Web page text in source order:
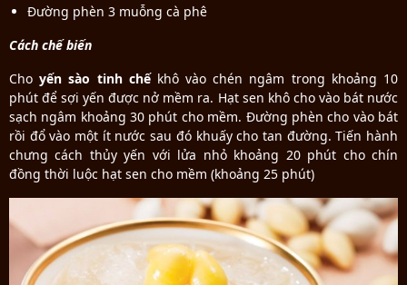
Đường phèn 3 muỗng cà phê
Cách chế biến
Choyến sào tinh chế khô vào chén ngâm trong khoảng 10
phút để sợi yến được nở mềm ra. Hạt sen khô cho vào bát nước
sạch ngâm khoảng 30 phút cho mềm. Đường phèn cho vào bát
rồi đổ vào một ít nước sau đó khuấy cho tan đường. Tiến hành
chưng cách thủy yến với lửa nhỏ khoảng 20 phút cho chín
đồng thời luộc hạt sen cho mềm (khoảng 25 phút)